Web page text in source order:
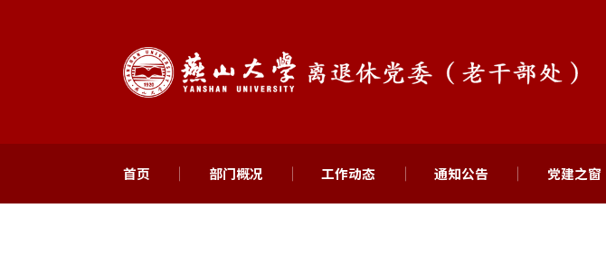
首页 部门概况 工作动态 通知公告 党建之窗